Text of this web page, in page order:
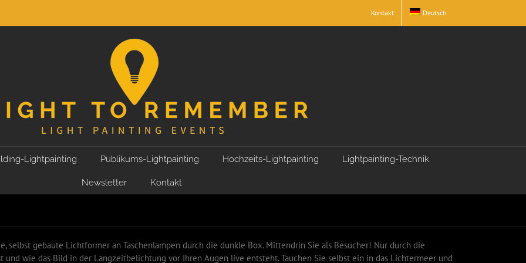
Kontakt Deutsch
Lightpainting Publikums-Lightpainting Hochzeits-Lightpainting Lightpainting-Technik
Newsletter Kontakt
selbst gebaute Lichtformer an Taschenlampen durch die dunkle Box. Mittendrin Sie als Besucher! Nur durch die
und wie das Bild in der Langzeitbelichtung vor Ihren Augen live entsteht. Tauchen Sie selbst ein in das Lichtermeer und